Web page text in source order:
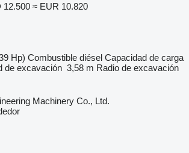
12.500 ≈ EUR 10.820
Hp) Combustible diésel Capacidad de carga
de excavación 3,58 m Radio de excavación
Machinery Co., Ltd.